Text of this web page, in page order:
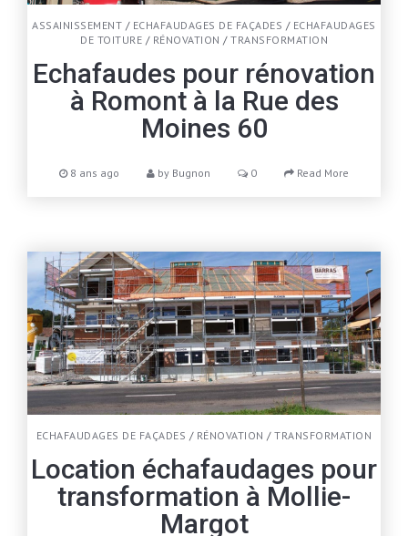
ASSAINISSEMENT / ECHAFAUDAGES DE FAÇADES / ECHAFAUDAGES
DE TOITURE / RÉNOVATION / TRANSFORMATION
Echafaudes pour rénovation
à Romont à la Rue des
Moines 60
8 ans ago by Bugnon 0 Read More
ECHAFAUDAGES DE FAÇADES / RÉNOVATION /TRANSFORMATION
Location échafaudages pour
transformation à Mollie-
Margot